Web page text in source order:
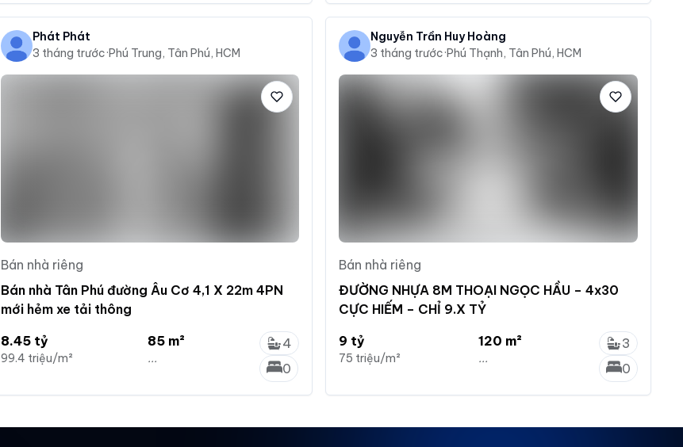
Phát Phát
3 tháng trước·Phú Trung, Tân Phú, HCM
Bán nhà riêng
Bán nhà Tân Phú đường Âu Cơ 4,1 X 22m 4PN
mới hẻm xe tải thông
8.45 tỷ
99.4 triệu/m²
85 m²
...
4
0
Nguyễn Trần Huy Hoàng
3 tháng trước·Phú Thạnh, Tân Phú, HCM
Bán nhà riêng
ĐƯỜNG NHỰA 8M THOẠI NGỌC HẦU – 4x30
CỰC HIẾM – CHỈ 9.X TỶ
9 tỷ
75 triệu/m²
120 m²
...
3
0